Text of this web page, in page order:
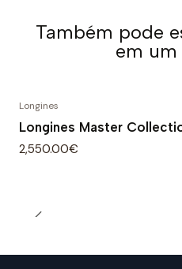
Também pode
em um
Longines
Longines Master
2,550.00€